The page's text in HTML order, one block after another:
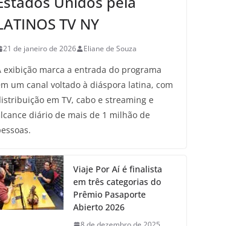
TV NY
21 de janeiro de 2026 Eliane de Souza
exibição marca a entrada do programa
um canal voltado à diáspora latina, com
em TV, cabo e streaming e
diário de mais de 1 milhão de
Viaje Por Aí é finalista
em três categorias do
Prêmio Pasaporte
Abierto 2026